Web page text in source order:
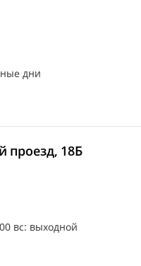
дни
проезд, 18Б
вс: выходной